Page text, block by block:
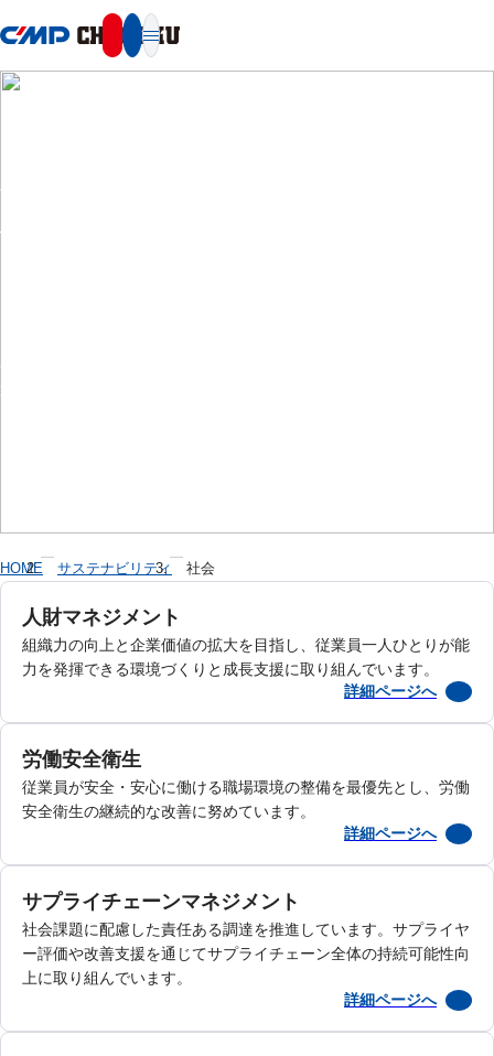
社会
HOME サステナビリティ 社会
人財マネジメント
組織力の向上と企業価値の拡大を目指し、従業員一人ひとりが能
力を発揮できる環境づくりと成長支援に取り組んでいます。
詳細ページへ
労働安全衛生
従業員が安全・安心に働ける職場環境の整備を最優先とし、労働
安全衛生の継続的な改善に努めています。
詳細ページへ
サプライチェーンマネジメント
社会課題に配慮した責任ある調達を推進しています。サプライヤ
ー評価や改善支援を通じてサプライチェーン全体の持続可能性向
上に取り組んでいます。
詳細ページへ